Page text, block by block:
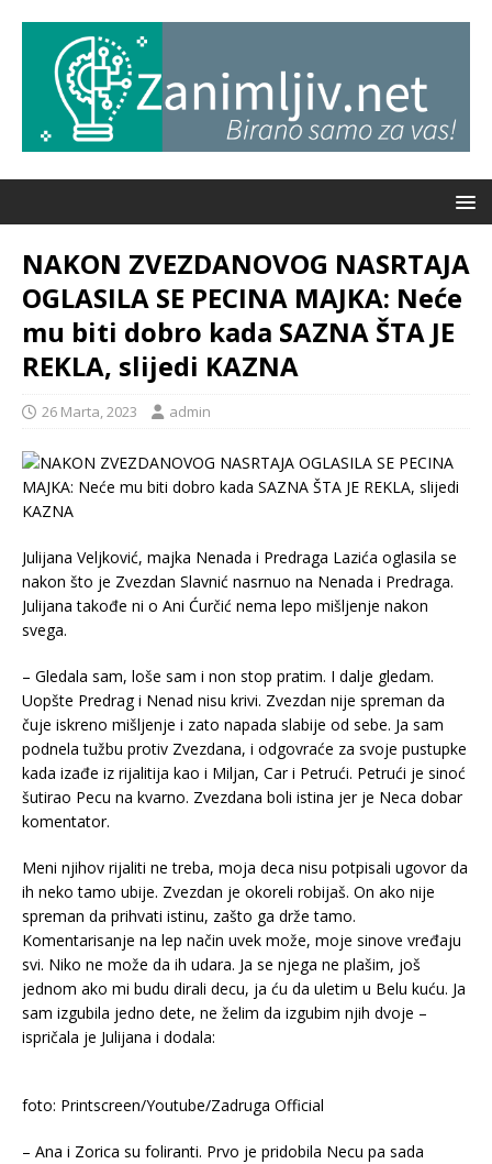
NAKON ZVEZDANOVOG NASRTAJA
OGLASILA SE PECINA MAJKA: Neće
mu biti dobro kada SAZNA ŠTA JE
REKLA, slijedi KAZNA
26 Marta, 2023 admin
Julijana Veljković, majka Nenada i Predraga Lazića oglasila se
nakon što je Zvezdan Slavnić nasrnuo na Nenada i Predraga.
Julijana takođe ni o Ani Ćurčić nema lepo mišljenje nakon
svega.
– Gledala sam, loše sam i non stop pratim. I dalje gledam.
Uopšte Predrag i Nenad nisu krivi. Zvezdan nije spreman da
čuje iskreno mišljenje i zato napada slabije od sebe. Ja sam
podnela tužbu protiv Zvezdana, i odgovraće za svoje pustupke
kada izađe iz rijalitija kao i Miljan, Car i Petrući. Petrući je sinoć
šutirao Pecu na kvarno. Zvezdana boli istina jer je Neca dobar
komentator.
Meni njihov rijaliti ne treba, moja deca nisu potpisali ugovor da
ih neko tamo ubije. Zvezdan je okoreli robijaš. On ako nije
spreman da prihvati istinu, zašto ga drže tamo.
Komentarisanje na lep način uvek može, moje sinove vređaju
svi. Niko ne može da ih udara. Ja se njega ne plašim, još
jednom ako mi budu dirali decu, ja ću da uletim u Belu kuću. Ja
sam izgubila jedno dete, ne želim da izgubim njih dvoje –
ispričala je Julijana i dodala:
foto: Printscreen/Youtube/Zadruga Official
– Ana i Zorica su foliranti. Prvo je pridobila Necu pa sada